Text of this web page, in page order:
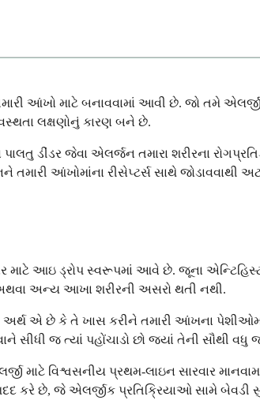
આંખો માટે બનાવવામાં આવી છે. જો તમે
લક્ષણોનું કારણ બને છે.
ડીંડર જેવા એલર્જન તમારા શરીરના
આંખોમાંના રીસેપ્ટર્સ સાથે જોડાવવાથી
આઇ ડ્રોપ સ્વરૂપમાં આવે છે. જૂના
અથવા અન્ય આખા શરીરની અસરો થતી નથી.
અર્થ એ છે કે તે ખાસ કરીને તમારી આંખના
સીધી જ ત્યાં પહોંચાડો છો જ્યાં તેની સૌથી વધુ
માટે વિશ્વસનીય પ્રથમ-લાઇન સારવાર
કરે છે, જે એલર્જીક પ્રતિક્રિયાઓ સામે બેવડી